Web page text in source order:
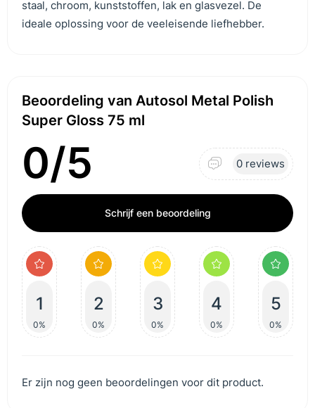
staal, chroom, kunststoffen, lak en glasvezel. De
ideale oplossing voor de veeleisende liefhebber.
Beoordeling van Autosol Metal Polish
Super Gloss 75 ml
0/5 0 reviews
Schrijf een beoordeling
1
0%
2
0%
3
0%
4
0%
5
0%
Er zijn nog geen beoordelingen voor dit product.